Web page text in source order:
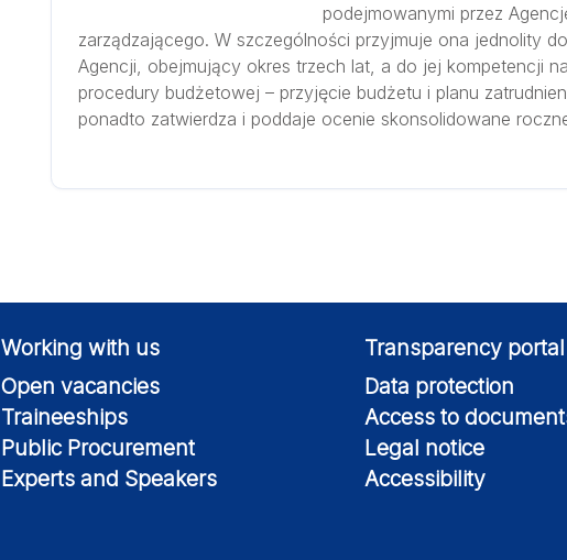
podejmowanymi przez
zarządzającego. W szczególności przyjmuje ona jednolity
Agencji, obejmujący okres trzech lat, a do jej kompetencji
procedury budżetowej – przyjęcie budżetu i planu
ponadto zatwierdza i poddaje ocenie skonsolidowane
Working with us
Open vacancies
Traineeships
Public Procurement
Experts and Speakers
Transparency portal
Data protection
Access to
Legal notice
Accessibility